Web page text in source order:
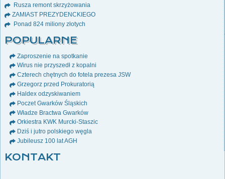
Rusza remont skrzyżowania
ZAMIAST PREZYDENCKIEGO
Ponad 824 miliony złotych
POPULARNE
Zaproszenie na spotkanie
Wirus nie przyszedł z kopalni
Czterech chętnych do fotela prezesa JSW
Grzegorz przed Prokuratorią
Haldex odzyskiwaniem
Poczet Gwarków Śląskich
Władze Bractwa Gwarków
Orkiestra KWK Murcki-Staszic
Dziś i jutro polskiego węgla
Jubileusz 100 lat AGH
KONTAKT